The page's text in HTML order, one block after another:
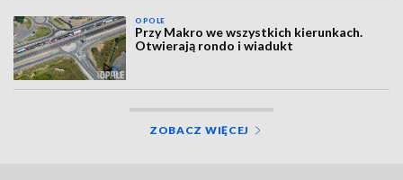
OPOLE
Przy Makro we wszystkich kierunkach.
Otwierają rondo i wiadukt
ZOBACZ WIĘCEJ